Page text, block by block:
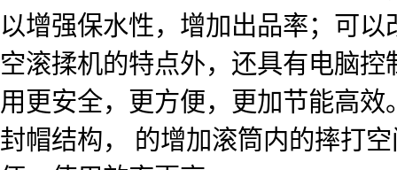
以增强保水性，增加出品率；可
空滚揉机的特点外，还具有电脑
用更安全，更方便，更加节能高
封帽结构， 的增加滚筒内的摔打